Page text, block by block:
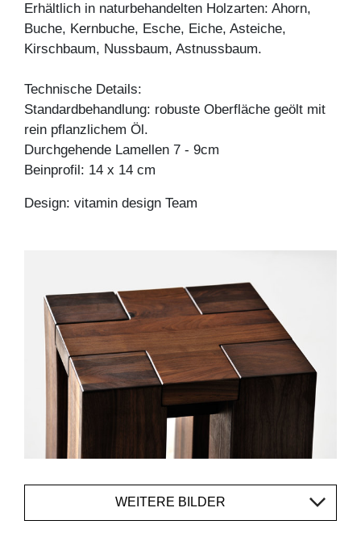
Erhältlich in naturbehandelten Holzarten: Ahorn,
Buche, Kernbuche, Esche, Eiche, Asteiche,
Kirschbaum, Nussbaum, Astnussbaum.
Technische Details:
Standardbehandlung: robuste Oberfläche geölt mit
rein pflanzlichem Öl.
Durchgehende Lamellen 7 - 9cm
Beinprofil: 14 x 14 cm
Design: vitamin design Team
WEITERE BILDER